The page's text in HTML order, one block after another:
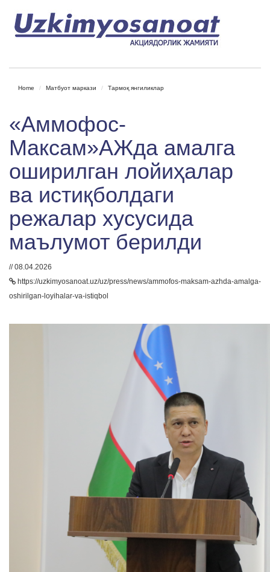
Home Матбуот маркази Тармоқ янгиликлар
«Аммофос-
Максам»АЖда амалга
оширилган лойиҳалар
ва истиқболдаги
режалар хусусида
маълумот берилди
// 08.04.2026
https://uzkimyosanoat.uz/uz/press/news/ammofos-maksam-azhda-amalga-
oshirilgan-loyihalar-va-istiqbol